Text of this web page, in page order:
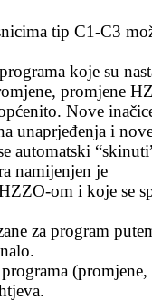
tip C1-C3
koje su
promjene
Nove
unaprjeđenja i
automatski
namijenjen je
om i koje se
za program
(promjene,